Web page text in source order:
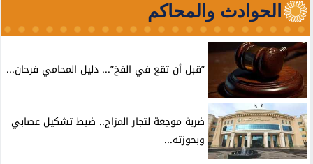
الحوادث والمحاكم
”قبل أن تقع في الفخ”... دليل المحامي فرحان...
ضربة موجعة لتجار المزاج.. ضبط تشكيل عصابي
وبحوزته...